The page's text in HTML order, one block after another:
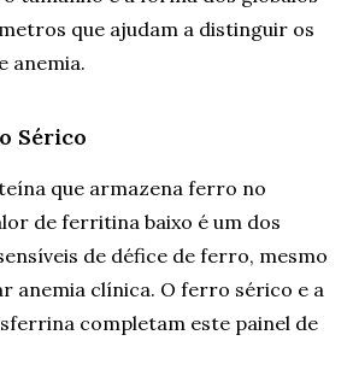
que ajudam a distinguir os
anemia.
Sérico
que armazena ferro no
de ferritina baixo é um dos
de défice de ferro, mesmo
anemia clínica. O ferro sérico e a
completam este painel de